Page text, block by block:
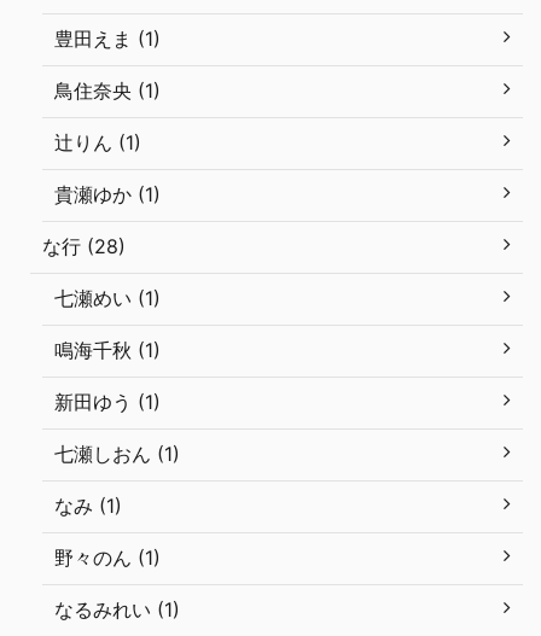
豊田えま (1)
鳥住奈央 (1)
辻りん (1)
貴瀬ゆか (1)
な行 (28)
七瀬めい (1)
鳴海千秋 (1)
新田ゆう (1)
七瀬しおん (1)
なみ (1)
野々のん (1)
なるみれい (1)